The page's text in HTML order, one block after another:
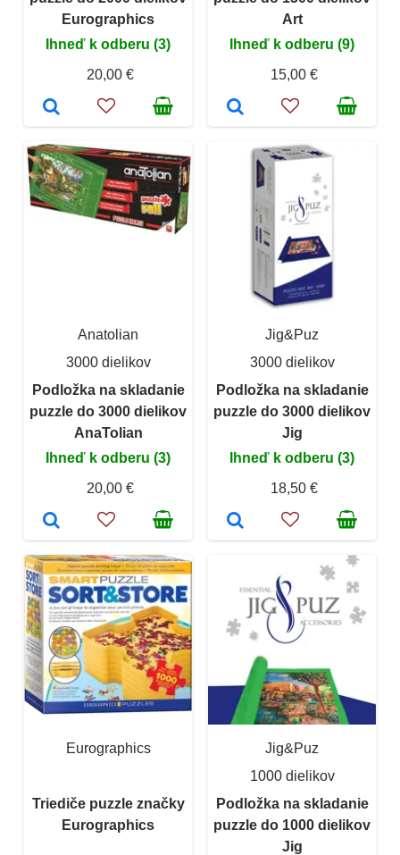
Eurographics
Ihneď k odberu (3)
20,00 €
Art
Ihneď k odberu (9)
15,00 €
Anatolian
3000 dielikov
Podložka na skladanie
puzzle do 3000 dielikov
AnaTolian
Ihneď k odberu (3)
20,00 €
Jig&Puz
3000 dielikov
Podložka na skladanie
puzzle do 3000 dielikov
Jig
Ihneď k odberu (3)
18,50 €
Eurographics
Triediče puzzle značky
Eurographics
Jig&Puz
1000 dielikov
Podložka na skladanie
puzzle do 1000 dielikov
Jig